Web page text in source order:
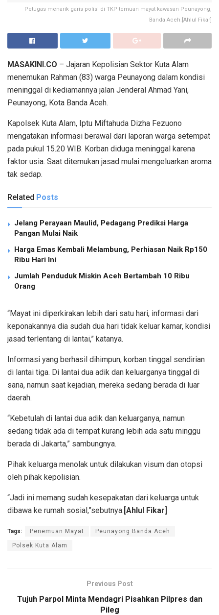
Petugas menarik garis polisi di TKP temuan mayat kawasan Peunayong,
Banda Aceh.[Ahlul Fikar]
MASAKINI.CO – Jajaran Kepolisian Sektor Kuta Alam
menemukan Rahman (83) warga Peunayong dalam kondisi
meninggal di kediamannya jalan Jenderal Ahmad Yani,
Peunayong, Kota Banda Aceh.
Kapolsek Kuta Alam, Iptu Miftahuda Dizha Fezuono
mengatakan informasi berawal dari laporan warga setempat
pada pukul 15.20 WIB. Korban diduga meninggal karena
faktor usia. Saat ditemukan jasad mulai mengeluarkan aroma
tak sedap.
Related Posts
Jelang Perayaan Maulid, Pedagang Prediksi Harga
Pangan Mulai Naik
Harga Emas Kembali Melambung, Perhiasan Naik Rp150
Ribu Hari Ini
Jumlah Penduduk Miskin Aceh Bertambah 10 Ribu
Orang
“Mayat ini diperkirakan lebih dari satu hari, informasi dari
keponakannya dia sudah dua hari tidak keluar kamar, kondisi
jasad terlentang di lantai,” katanya.
Informasi yang berhasil dihimpun, korban tinggal sendirian
di lantai tiga. Di lantai dua adik dan keluarganya tinggal di
sana, namun saat kejadian, mereka sedang berada di luar
daerah.
“Kebetulah di lantai dua adik dan keluarganya, namun
sedang tidak ada di tempat kurang lebih ada satu minggu
berada di Jakarta,” sambungnya.
Pihak keluarga menolak untuk dilakukan visum dan otopsi
oleh pihak kepolisian.
“Jadi ini memang sudah kesepakatan dari keluarga untuk
dibawa ke rumah sosial,”sebutnya. [Ahlul Fikar]
Tags: Penemuan Mayat Peunayong Banda Aceh
Polsek Kuta Alam
Previous Post
Tujuh Parpol Minta Mendagri Pisahkan Pilpres dan
Pileg